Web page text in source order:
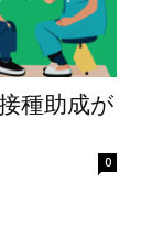
種助成が
0